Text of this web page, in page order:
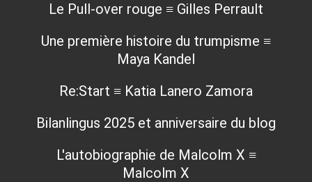
Le Pull-over rouge ≡ Gilles Perrault
Une première histoire du trumpisme ≡
Maya Kandel
Re:Start ≡ Katia Lanero Zamora
Bilanlingus 2025 et anniversaire du blog
L'autobiographie de Malcolm X ≡
Malcolm X